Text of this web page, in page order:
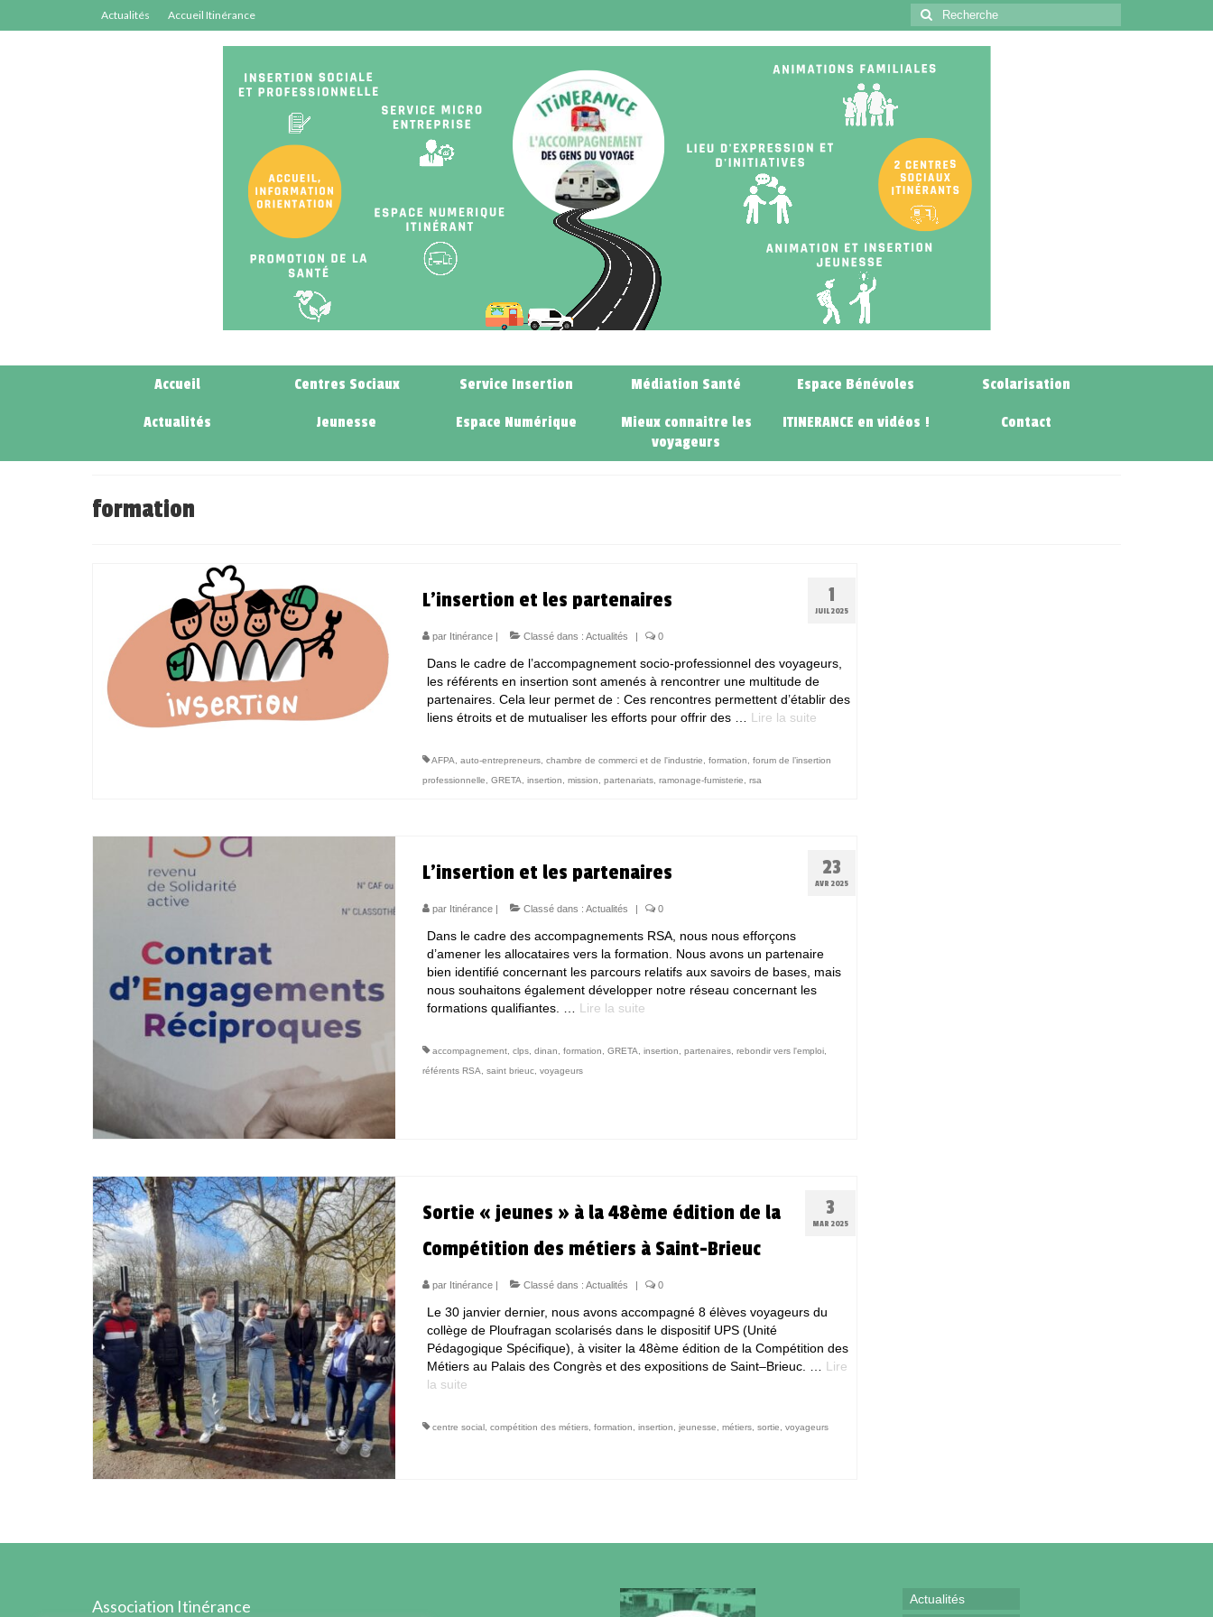
Actualités Accueil Itinérance
Accueil Centres Sociaux Service Insertion Médiation Santé Espace Bénévoles Scolarisation
Actualités Jeunesse Espace Numérique
Mieux connaitre les
voyageurs
ITINERANCE en vidéos ! Contact
formation
1
JUIL 2025
L’insertion et les partenaires
par Itinérance| Classé dans : Actualités | 0
Dans le cadre de l’accompagnement socio-professionnel des voyageurs,
les référents en insertion sont amenés à rencontrer une multitude de
partenaires. Cela leur permet de : Ces rencontres permettent d’établir des
liens étroits et de mutualiser les efforts pour offrir des … Lire la suite­­
AFPA auto-entrepreneurs, chambre de commerci et de l'industrie formation
forum de l’insertion
professionnelle
GRETA insertion mission partenariats, ramonage-fumisterie rsa
23
AVR 2025
L’insertion et les partenaires
par Itinérance| Classé dans : Actualités | 0
Dans le cadre des accompagnements RSA, nous nous efforçons
d’amener les allocataires vers la formation. Nous avons un partenaire
bien identifié concernant les parcours relatifs aux savoirs de bases, mais
nous souhaitons également développer notre réseau concernant les
formations qualifiantes. … Lire la suite­­
accompagnement, clps, dinan formation GRETA insertion partenaires, rebondir vers l'emploi,
référents RSA
saint brieuc, voyageurs
3
MAR 2025
Sortie « jeunes » à la 48ème édition de la
Compétition des métiers à Saint-Brieuc
par Itinérance| Classé dans : Actualités | 0
Le 30 janvier dernier, nous avons accompagné 8 élèves voyageurs du
collège de Ploufragan scolarisés dans le dispositif UPS (Unité
Pédagogique Spécifique), à visiter la 48ème édition de la Compétition des
Métiers au Palais des Congrès et des expositions de Saint–Brieuc. … Lire
la suite­­
centre social, compétition des métiers, formation insertion jeunesse métiers, sortie voyageurs
Association Itinérance Actualités